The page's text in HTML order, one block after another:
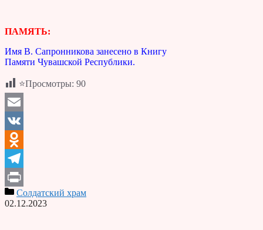
ПАМЯТЬ:
Имя В. Сапронникова занесено в Книгу
Памяти Чувашской Республики.
⭐Просмотры: 90
Email
VK
Odnoklassniki
Telegram
PrintСолдатский храм
02.12.2023